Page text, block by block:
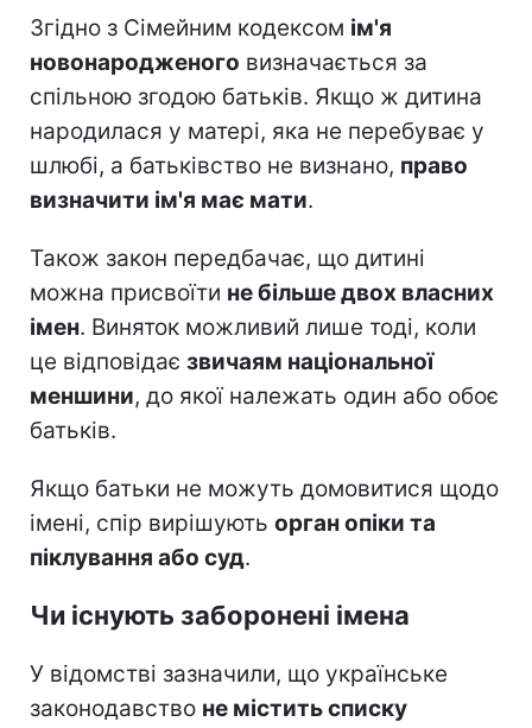
Згідно з Сімейним кодексом ім'я
новонародженого визначається за
спільною згодою батьків. Якщо ж дитина
народилася у матері, яка не перебуває у
шлюбі, а батьківство не визнано, право
визначити ім'я має мати.
Також закон передбачає, що дитині
можна присвоїти не більше двох власних
імен. Виняток можливий лише тоді, коли
це відповідає звичаям національної
меншини, до якої належать один або обоє
батьків.
Якщо батьки не можуть домовитися щодо
імені, спір вирішують орган опіки та
піклування або суд.
Чи існують заборонені імена
У відомстві зазначили, що українське
законодавство не містить списку